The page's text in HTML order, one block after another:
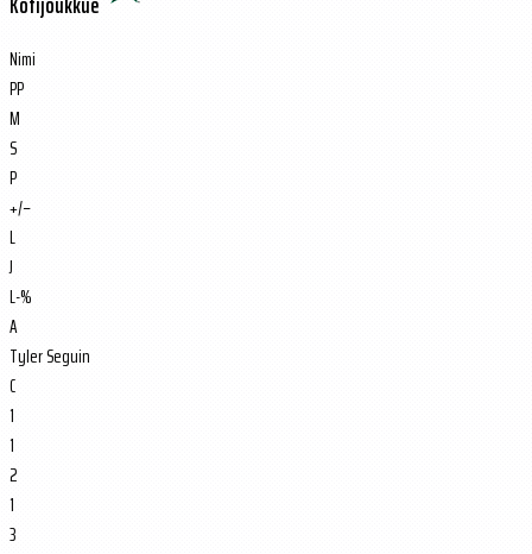
Nimi
PP
M
S
P
+/−
L
J
L-%
A
Tyler Seguin
C
1
1
2
1
3